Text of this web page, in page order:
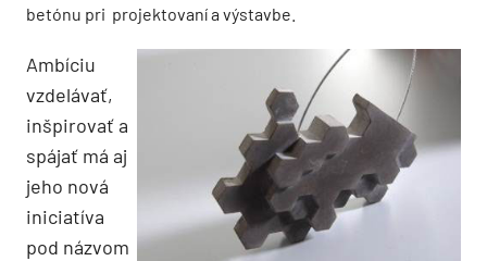
betónu pri projektovaní a výstavbe.
Ambíciu
vzdelávať,
inšpirovať a
spájať má aj
jeho nová
iniciatíva
pod názvom